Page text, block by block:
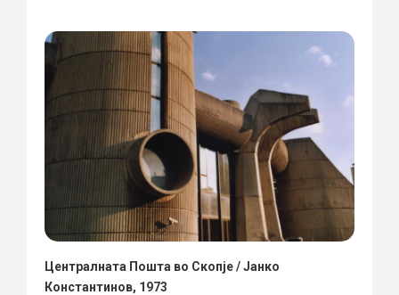
Централната Пошта во Скопје / Јанко
Константинов, 1973